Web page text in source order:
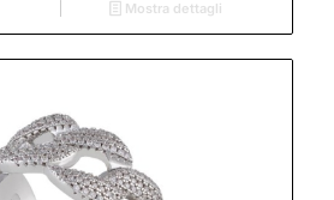
Mostra dettagli